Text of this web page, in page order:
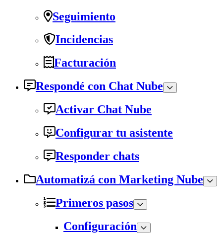
Seguimiento
Incidencias
Facturación
Respondé con Chat Nube
Activar Chat Nube
Configurar tu asistente
Responder chats
Automatizá con Marketing Nube
Primeros pasos
Configuración